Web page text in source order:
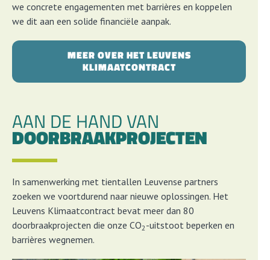
we concrete engagementen met barrières en koppelen
we dit aan een solide financiële aanpak.
MEER OVER HET LEUVENS
KLIMAATCONTRACT
AAN DE HAND VAN
DOORBRAAK­PROJECTEN
In samenwerking met tientallen Leuvense partners
zoeken we voortdurend naar nieuwe oplossingen. Het
Leuvens Klimaatcontract bevat meer dan 80
doorbraakprojecten die onze CO2-uitstoot beperken en
barrières wegnemen.